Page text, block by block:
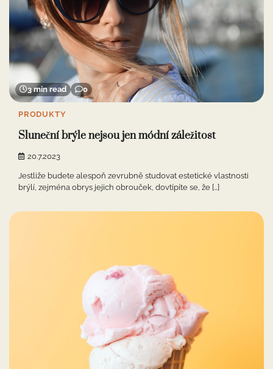
3 min read 0
PRODUKTY
Sluneční brýle nejsou jen módní záležitost
20.7.2023
Jestliže budete alespoň zevrubně studovat estetické vlastnosti
brýlí, zejména obrys jejich obrouček, dovtípíte se, že […]